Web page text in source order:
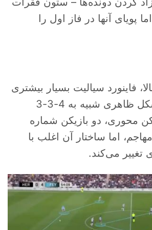
پویای آنها در فاز اول را
فاینورد سیالیت بسیار بیشتری
نشان می‌دهد. شکل ظاهری شبیه به 4-3-3
محوری، دو بازیکن شماره
اما ساختار آن اغلب با
می‌کند.